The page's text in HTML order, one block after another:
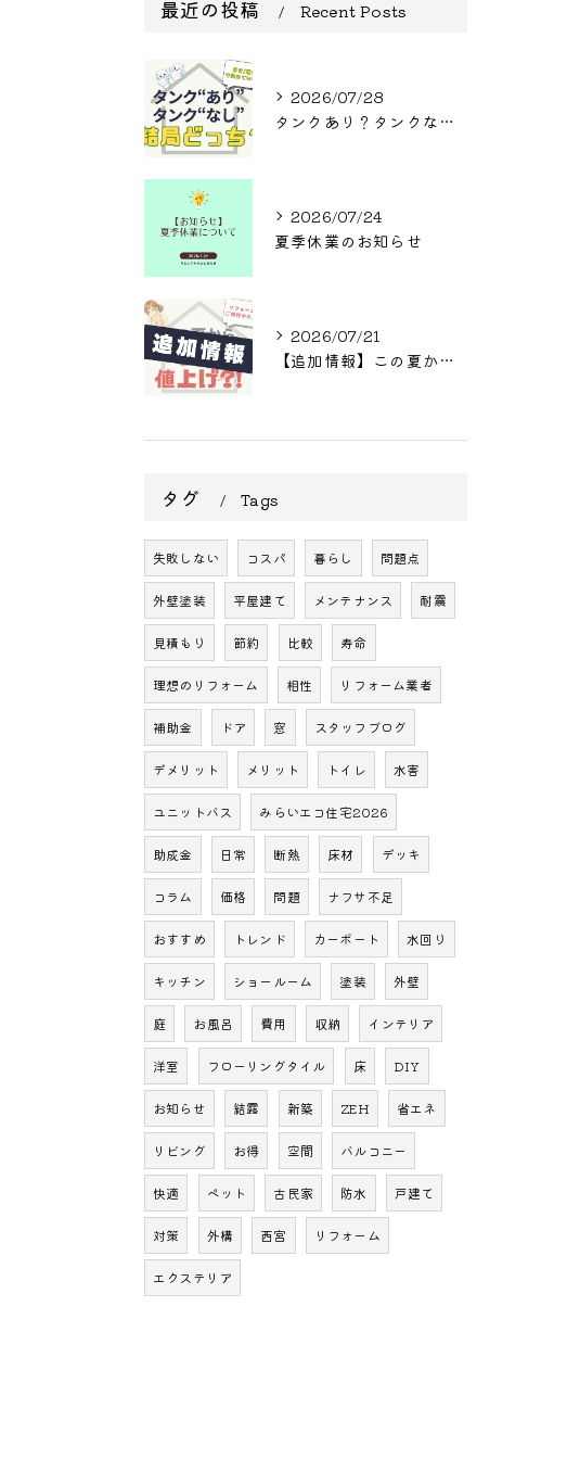
最近の投稿 Recent Posts
2026/07/28
タンクあり？タンクなし？結局どっち？
2026/07/24
夏季休業のお知らせ
2026/07/21
【追加情報】この夏からまた値上げ?! リフォームをご検討中の方へ
タグ Tags
失敗しない コスパ 暮らし 問題点
外壁塗装 平屋建て メンテナンス 耐震
見積もり 節約 比較 寿命
理想のリフォーム 相性 リフォーム業者
補助金 ドア 窓 スタッフブログ
デメリット メリット トイレ 水害
ユニットバス みらいエコ住宅2026
助成金 日常 断熱 床材 デッキ
コラム 価格 問題 ナフサ不足
おすすめ トレンド カーポート 水回り
キッチン ショールーム 塗装 外壁
庭 お風呂 費用 収納 インテリア
洋室 フローリングタイル 床 DIY
お知らせ 結露 新築 ZEH 省エネ
リビング お得 空間 バルコニー
快適 ペット 古民家 防水 戸建て
対策 外構 西宮 リフォーム
エクステリア